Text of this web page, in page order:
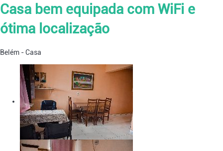
Casa bem equipada com WiFi e
ótima localização
Belém -Casa